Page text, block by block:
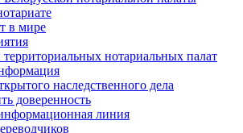
в мире
нотариальных палат
наследственного дела
доверенность
линия